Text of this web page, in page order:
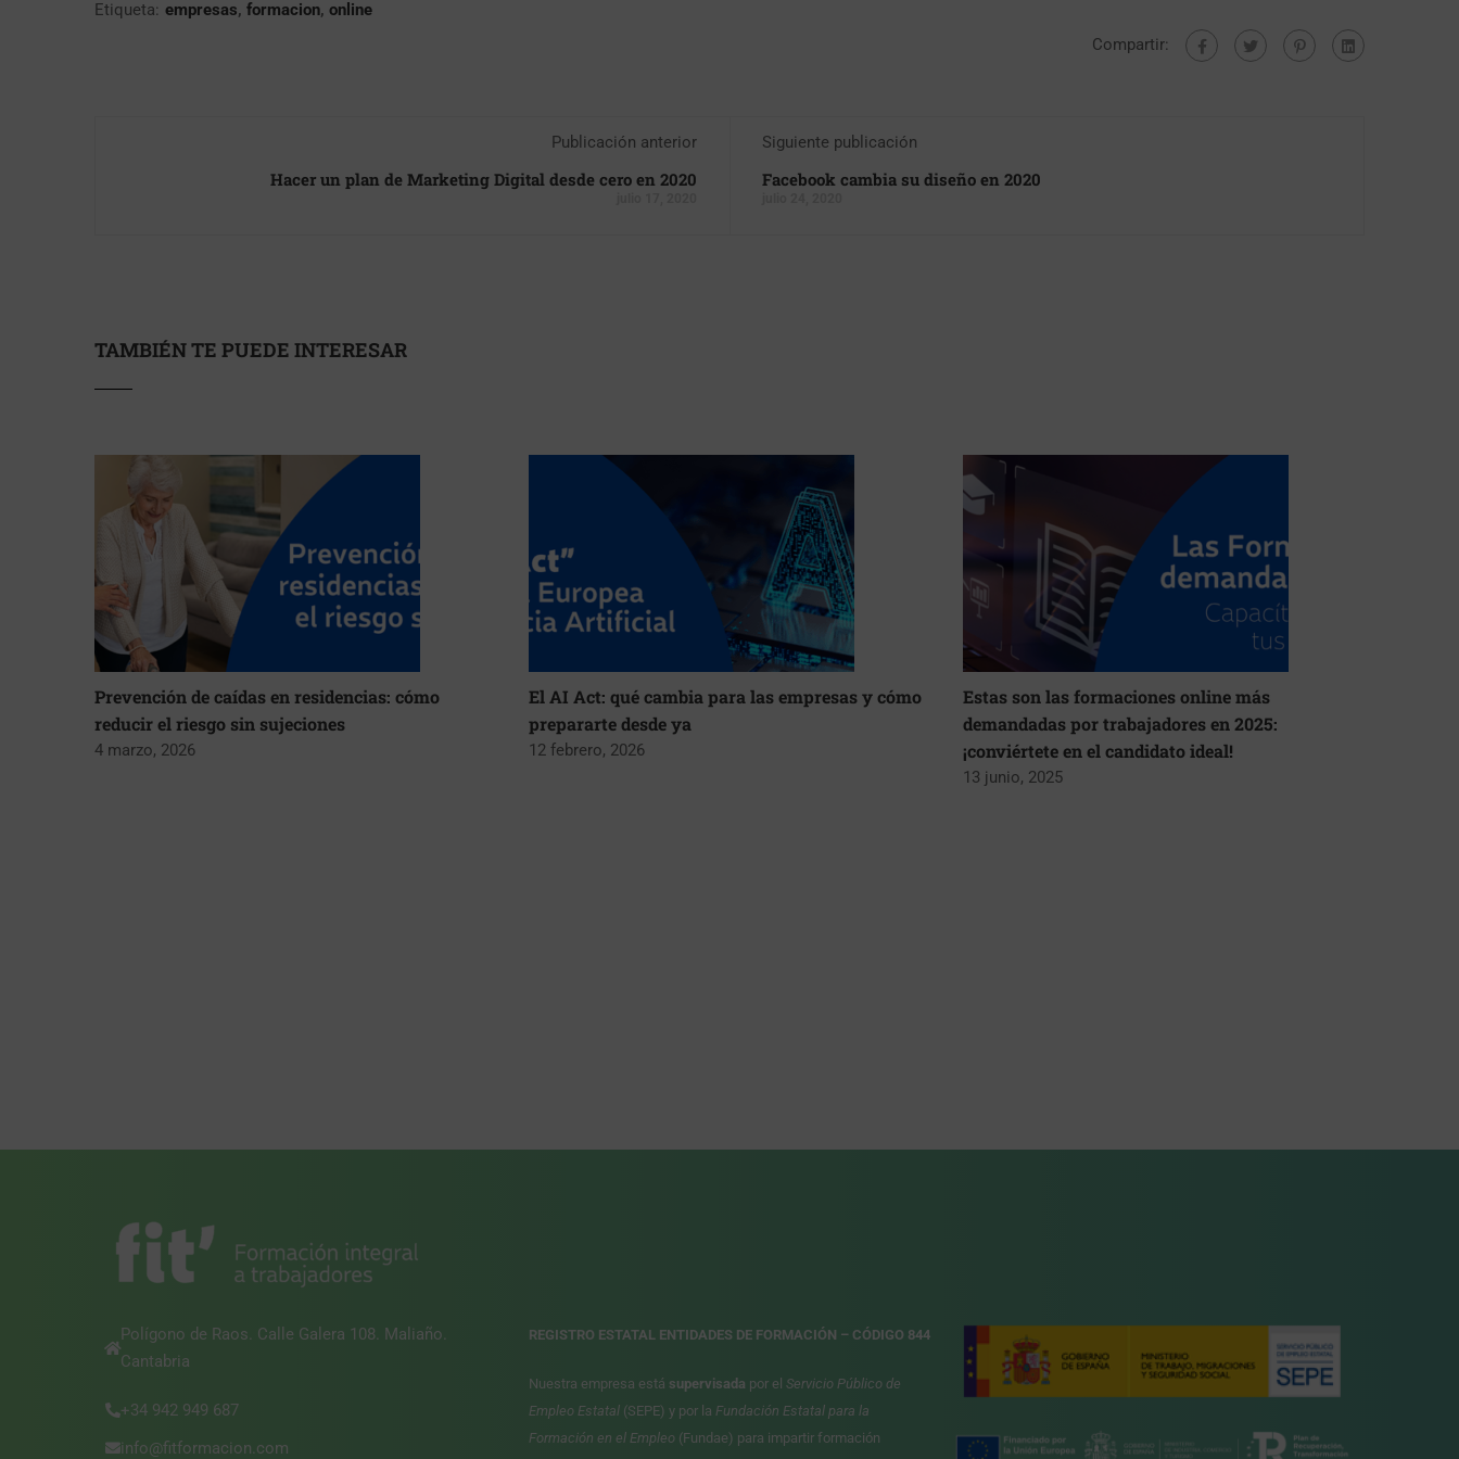
Etiqueta: empresas, formacion, online
Compartir:
Publicación anterior
Hacer un plan de Marketing Digital desde cero en 2020
Siguiente publicación
Facebook cambia su diseño en 2020
TAMBIÉN TE PUEDE INTERESAR
Prevención de caídas en residencias: cómo
reducir el riesgo sin sujeciones
4 marzo, 2026
El AI Act: qué cambia para las empresas y cómo
prepararte desde ya
12 febrero, 2026
Estas son las formaciones online más
demandadas por trabajadores en 2025:
¡conviértete en el candidato ideal!
13 junio, 2025
Polígono de Raos. Calle Galera 108. Maliaño.
Cantabria
+34 942 949 687
info@fitformacion.com
REGISTRO ESTATAL ENTIDADES DE FORMACIÓN – CÓDIGO 844
Nuestra empresa está supervisada por el Servicio Público de
Empleo Estatal(SEPE) y por la Fundación Estatal para la
Formación en el Empleo (Fundae) para impartir formación